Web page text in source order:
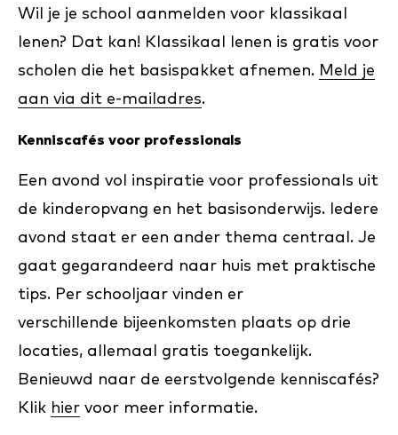
Wil je je school aanmelden voor klassikaal
lenen? Dat kan! Klassikaal lenen is gratis voor
scholen die het basispakket afnemen. Meld je
aan via dit e-mailadres.
Kenniscafés voor professionals
Een avond vol inspiratie voor professionals uit
de kinderopvang en het basisonderwijs. Iedere
avond staat er een ander thema centraal. Je
gaat gegarandeerd naar huis met praktische
tips. Per schooljaar vinden er
verschillende bijeenkomsten plaats op drie
locaties, allemaal gratis toegankelijk.
Benieuwd naar de eerstvolgende kenniscafés?
Klik hier voor meer informatie.